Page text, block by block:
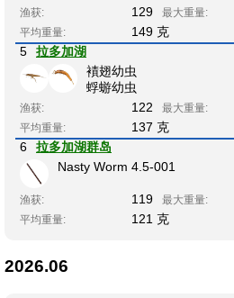
渔获: 129 最大重量:
平均重量:
149 克
5
拉多加湖
襀翅幼虫
蜉蝣幼虫
渔获: 122 最大重量:
平均重量:
137 克
6
拉多加湖群岛
Nasty Worm 4.5-001
渔获: 119 最大重量:
平均重量: 121 克
2026.06